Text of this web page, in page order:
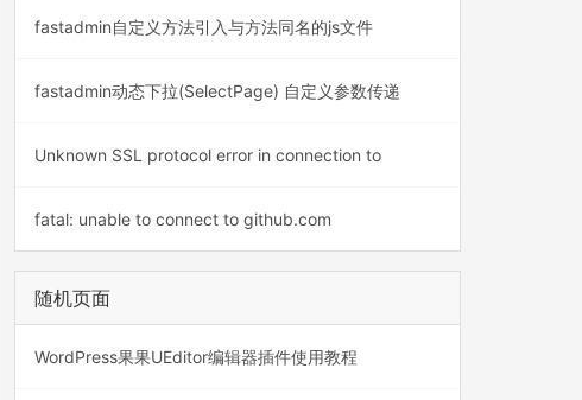
) {
fastadmin自定义方法引入与方法同名的js文件
fastadmin动态下拉(SelectPage) 自定义参数传递
Unknown SSL protocol error in connection to
fatal: unable to connect to github.com
随机页面
WordPress果果UEditor编辑器插件使用教程